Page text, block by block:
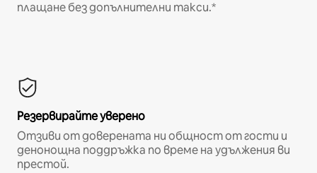
плащане без допълнителни такси.*
Резервирайте уверено
Отзиви от доверената ни общност от гости и
денонощна поддръжка по време на удължения ви
престой.